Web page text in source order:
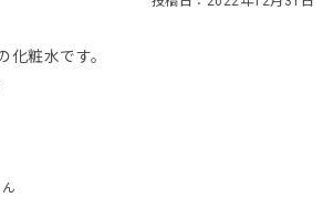
化粧水です。